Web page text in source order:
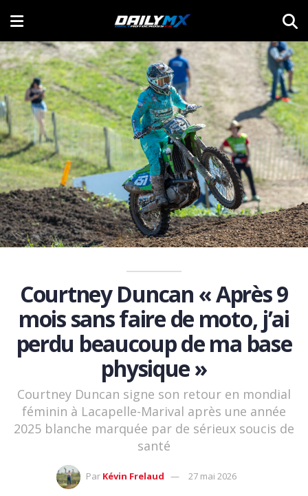
Courtney Duncan « Après 9
mois sans faire de moto, j’ai
perdu beaucoup de ma base
physique »
Courtney Duncan signe son retour en mondial
féminin à Lacapelle-Marival après une année
2025 blanche marquée par de sérieux soucis de
santé
Par Kévin Frelaud 27 mai 2026